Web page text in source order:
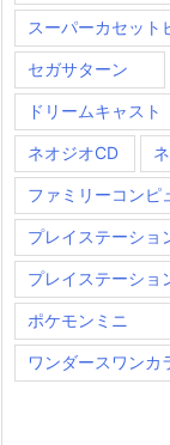
スーパーカセット
セガサターン
ドリームキャスト
ネオジオCD
ファミリーコンピ
プレイステーショ
プレイステーショ
ポケモンミニ
ワンダースワンカ